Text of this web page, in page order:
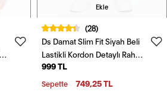
Ekle
(28)
Ds Damat Slim Fit Siyah Beli
Lastikli Kordon Detaylı Rahat
Pamuklu Örme Şort
999 TL
Sepette 749,25 TL